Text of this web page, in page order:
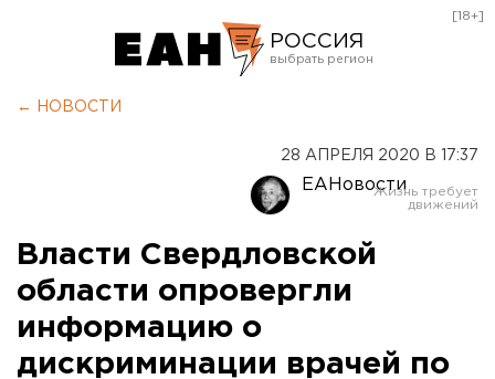
РОССИЯ
Оренбург
[18+]
← НОВОСТИ
28 АПРЕЛЯ 2020 В 17:37
ЕАНовости
Власти Свердловской
области опровергли
информацию о
дискриминации врачей по